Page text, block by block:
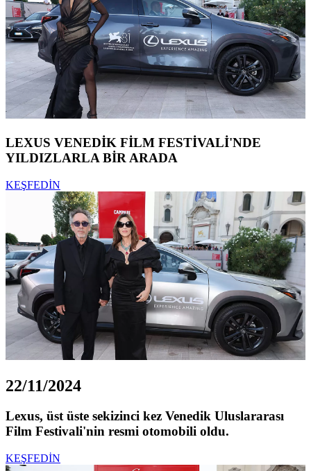
LEXUS VENEDİK FİLM FESTİVALİ'NDE
YILDIZLARLA BİR ARADA
KEŞFEDİN
22/11/2024
Lexus, üst üste sekizinci kez Venedik Uluslararası
Film Festivali'nin resmi otomobili oldu.
KEŞFEDİN